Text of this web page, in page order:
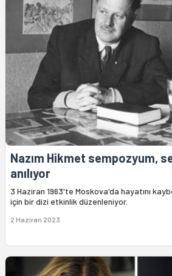
Nazım Hikmet sempozyum,
anılıyor
3 Haziran 1963'te Moskova'da hayatını
için bir dizi etkinlik düzenleniyor.
2 Haziran 2023